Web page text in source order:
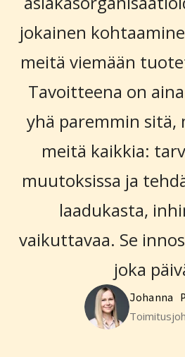
jokainen
meitä viemään
Tavoitteena on
yhä paremmin sitä,
meitä kaikkia:
muutoksissa ja
laadukasta,
vaikuttavaa. Se
joka
Johanna